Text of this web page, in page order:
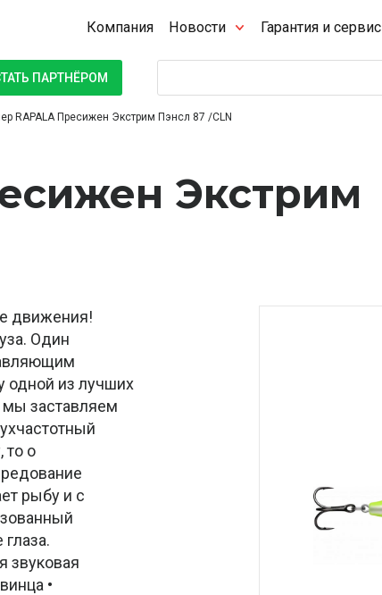
Компания Новости Гарантия и сервис
ПАРТНЁРОМ
RAPALA Пресижен Экстрим Пэнсл 87 /CLN
Экстрим
движения!
Один
одной из лучших
мы заставляем
то о
рыбу и с
звуковая
•